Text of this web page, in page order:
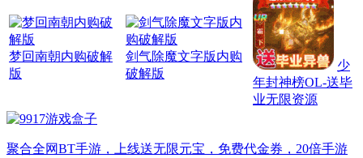
梦回南朝内购破解
版
剑气除魔文字版内购
破解版
少
年封神榜OL-送毕
业无限资源
聚合全网BT手游，上线送无限元宝，免费代金券，20倍手游